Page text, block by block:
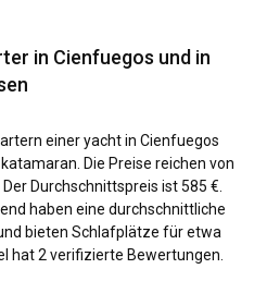
ist es ein Kinderspiel,
Direktflüge von den
bevorzugen
möglicherweise die malerische
charmante Städte führt
der kubanischen Kultur erhält.
bietet auch Reisen aus anderen
in Cienfuegos und in
einer yacht in Cienfuegos
Die Preise reichen von
Durchschnittspreis ist 585 €.
haben eine durchschnittliche
bieten Schlafplätze für etwa
hat 2 verifizierte Bewertungen.